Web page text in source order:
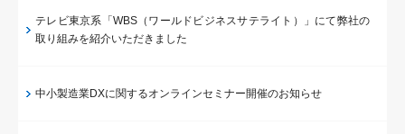
テレビ東京系「WBS（ワールドビジネスサテライト）」にて弊社の
取り組みを紹介いただきました
中小製造業DXに関するオンラインセミナー開催のお知らせ